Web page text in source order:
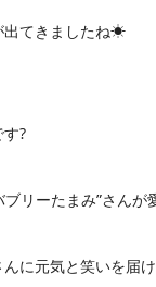
出てきましたね☀
?
リーたまみ”さんが
に元気と笑いを届